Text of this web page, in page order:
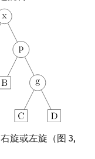
右旋或左旋（图 3,